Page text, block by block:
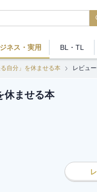
ネス ・実用 BL・TL
る自分」を休ませる本 レビュ
休ませる本